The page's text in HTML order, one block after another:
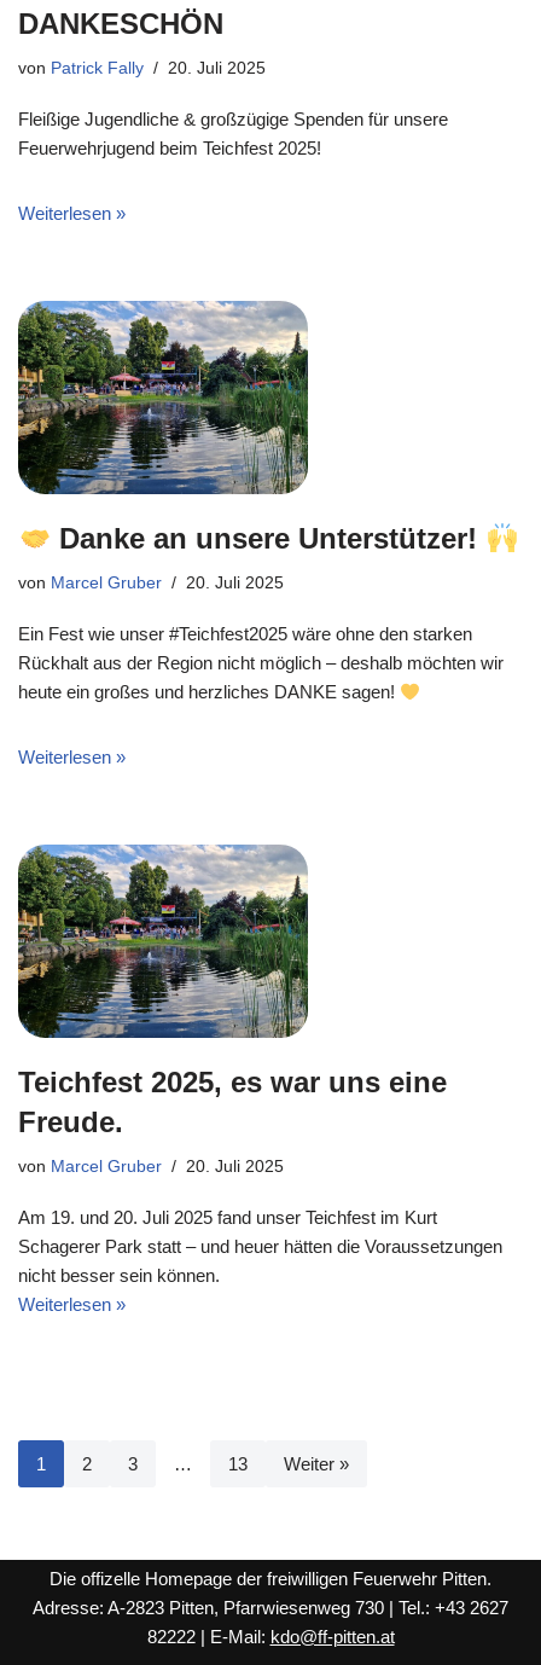
DANKESCHÖN
von Patrick Fally 20. Juli 2025
Fleißige Jugendliche & großzügige Spenden für unsere
Feuerwehrjugend beim Teichfest 2025!
Weiterlesen »
Danke an unsere Unterstützer!
von Marcel Gruber 20. Juli 2025
Ein Fest wie unser #Teichfest2025 wäre ohne den starken
Rückhalt aus der Region nicht möglich – deshalb möchten wir
heute ein großes und herzliches DANKE sagen!
Weiterlesen »
Teichfest 2025, es war uns eine
Freude.
von Marcel Gruber 20. Juli 2025
Am 19. und 20. Juli 2025 fand unser Teichfest im Kurt
Schagerer Park statt – und heuer hätten die Voraussetzungen
nicht besser sein können.
Weiterlesen »
1 2 3 … 13 Weiter »
Die offizelle Homepage der freiwilligen Feuerwehr Pitten.
Adresse: A-2823 Pitten, Pfarrwiesenweg 730 | Tel.: +43 2627
82222 | E-Mail: kdo@ff-pitten.at